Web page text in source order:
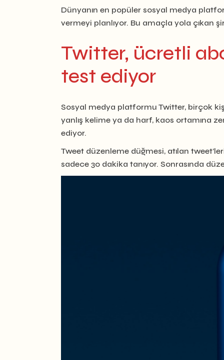
Dünyanın en popüler sosyal medya
vermeyi planlıyor. Bu amaçla yola çıkan
Twitter, ücretli
test ediyor
Sosyal medya platformu Twitter, birçok
yanlış kelime ya da harf, kaos ortamına
ediyor.
Tweet düzenleme düğmesi, atılan
sadece 30 dakika tanıyor. Sonrasında